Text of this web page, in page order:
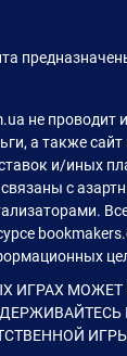
не проводит
а также
и/иных
с
ИГРАХ